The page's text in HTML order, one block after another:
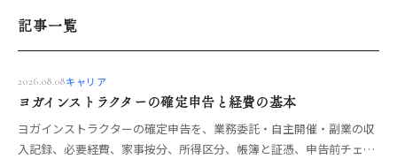
記事一覧
2026.08.08キャリア
ヨガインストラクターの確定申告と経費の基本
ヨガインストラクターの確定申告を、業務委託・自主開催・副業の収
入記録、必要経費、家事按分、所得区分、帳簿と証憑、申告前チェッ